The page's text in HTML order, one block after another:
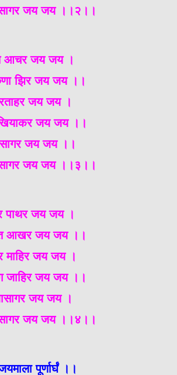
जय जय ।।२।।
आचर जय जय ।
झिर जय जय ।।
जय जय ।
जय जय ।।
जय जय ।।
जय जय ।।३।।
पाथर जय जय ।
आखर जय जय ।।
माहिर जय जय ।
जय जय ।।
जय जय ।
जय जय ।।४।।
पूर्णार्घं ।।